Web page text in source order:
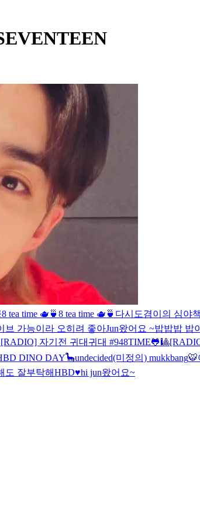
8 tea time 🫖🍵 8 tea time 🫖🍵 다시 도겸이의 심야
브 가능이라 오히려 좋아Jun왔어요 ~밥밥밥 밥
[RADIO] 자기전 귀대귀대 #948TIME🐸🎱
DINO DAY🦕undecided(미정의) mukkbang🐯
도 잘부탁해HBD♥️hi jun왔어요~